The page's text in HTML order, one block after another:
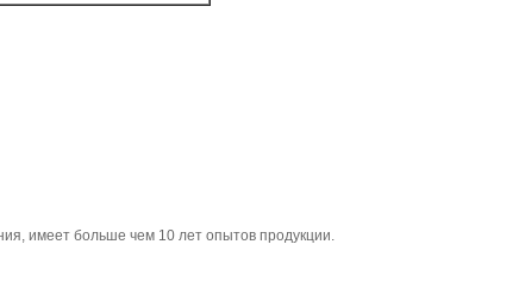
имеет больше чем 10 лет опытов продукции.